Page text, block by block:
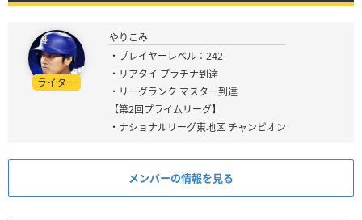
ライター
やりこみ
・プレイヤーレベル：242
・リアタイ プラチナ到達
・リーグランク マスター到達
【第2回プライムリーグ】
・ナショナルリーグ東地区 チャンピオン
メンバーの情報を見る